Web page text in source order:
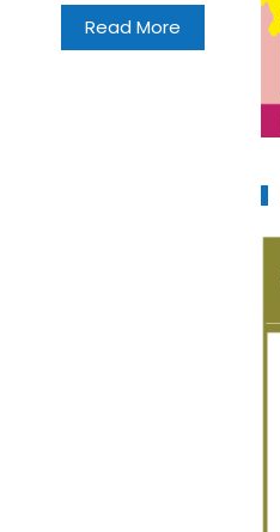
Read More